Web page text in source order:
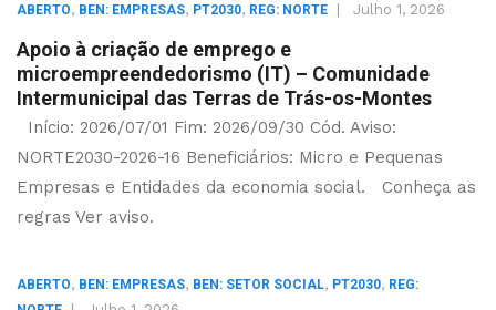
ABERTO, BEN: EMPRESAS, PT2030, REG: NORTE Julho 1, 2026
Apoio à criação de emprego e
microempreendedorismo (IT) – Comunidade
Intermunicipal das Terras de Trás-os-Montes
Início: 2026/07/01 Fim: 2026/09/30 Cód. Aviso:
NORTE2030-2026-16 Beneficiários: Micro e Pequenas
Empresas e Entidades da economia social. Conheça as
regras Ver aviso.
ABERTO, BEN: EMPRESAS, BEN: SETOR SOCIAL, PT2030, REG: